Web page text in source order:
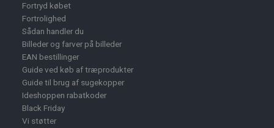
Fortryd købet
Fortrolighed
Sådan handler du
Billeder og farver på billeder
EAN bestillinger
Guide ved køb af træprodukter
Guide til brug af sugekopper
Ideshoppen rabatkoder
Black Friday
Vi støtter